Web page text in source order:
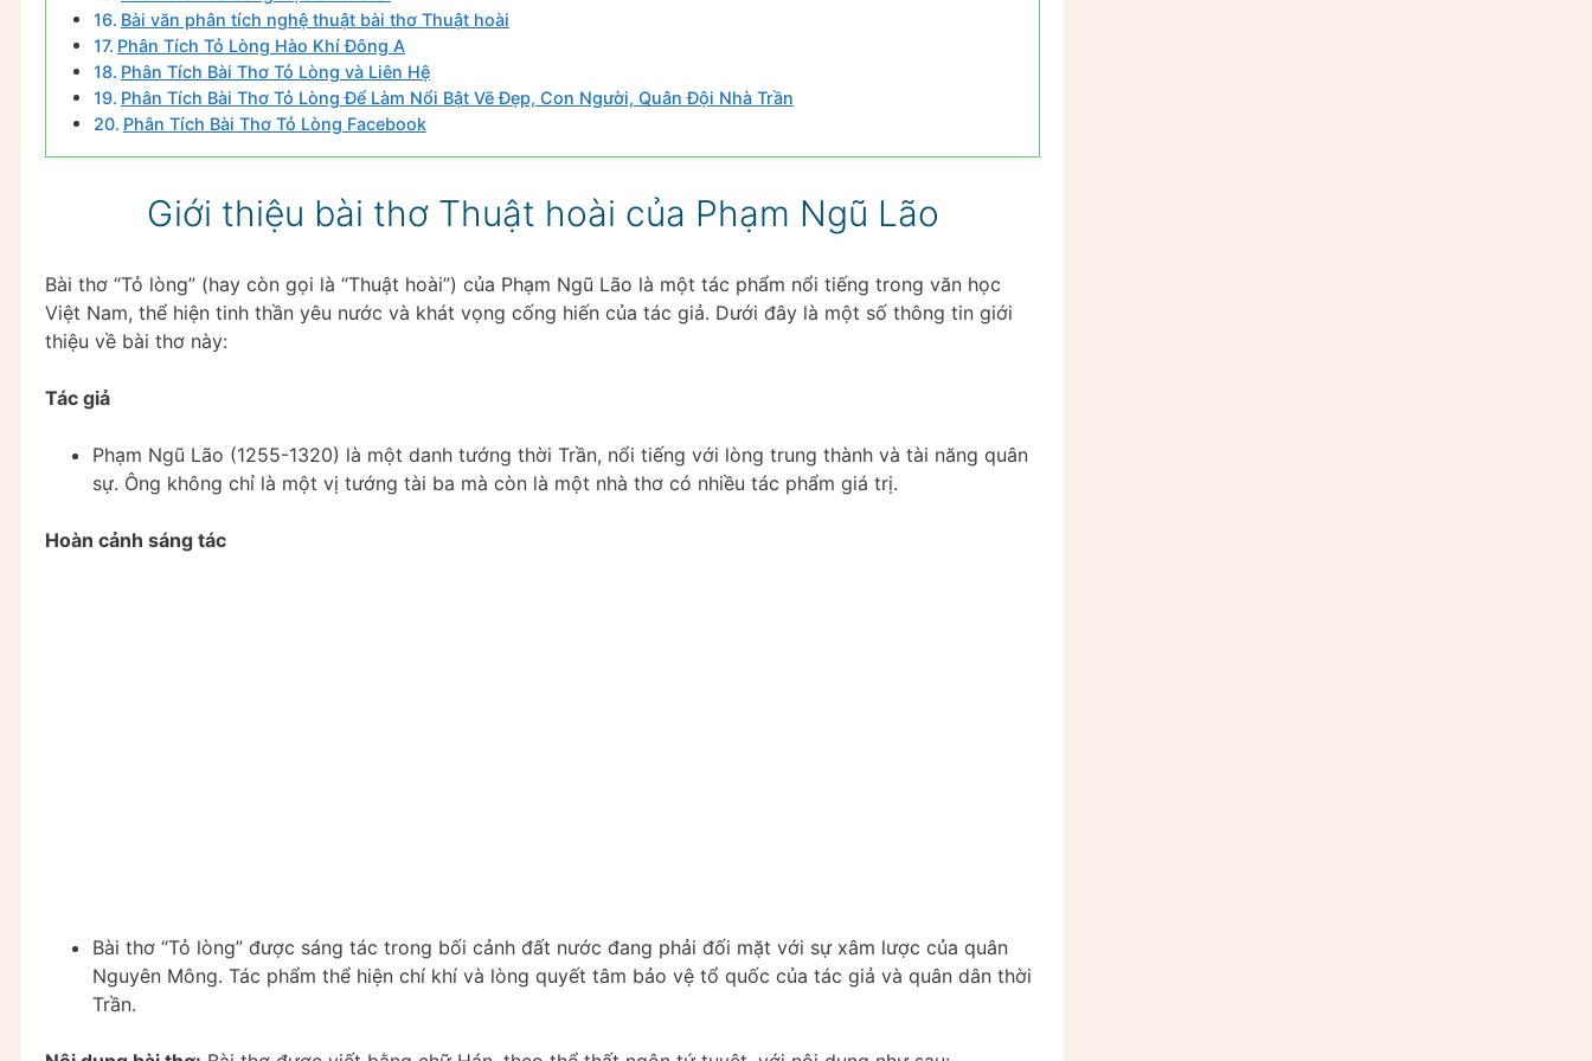
Bài văn phân tích nghệ thuật bài thơ Thuật hoài
Phân Tích Tỏ Lòng Hào Khí Đông A
Phân Tích Bài Thơ Tỏ Lòng và Liên Hệ
Phân Tích Bài Thơ Tỏ Lòng Để Làm Nổi Bật Vẽ Đẹp, Con Người, Quân Đội Nhà Trần
Phân Tích Bài Thơ Tỏ Lòng Facebook
Giới thiệu bài thơ Thuật hoài của Phạm Ngũ Lão
Bài thơ “Tỏ lòng” (hay còn gọi là “Thuật hoài”) của Phạm Ngũ Lão là một tác phẩm nổi tiếng trong văn học
Việt Nam, thể hiện tinh thần yêu nước và khát vọng cống hiến của tác giả. Dưới đây là một số thông tin giới
thiệu về bài thơ này:
Tác giả
Phạm Ngũ Lão (1255-1320) là một danh tướng thời Trần, nổi tiếng với lòng trung thành và tài năng quân
sự. Ông không chỉ là một vị tướng tài ba mà còn là một nhà thơ có nhiều tác phẩm giá trị.
Hoàn cảnh sáng tác
Bài thơ “Tỏ lòng” được sáng tác trong bối cảnh đất nước đang phải đối mặt với sự xâm lược của quân
Nguyên Mông. Tác phẩm thể hiện chí khí và lòng quyết tâm bảo vệ tổ quốc của tác giả và quân dân thời
Trần.